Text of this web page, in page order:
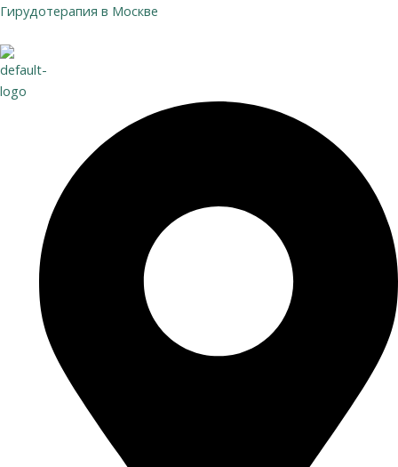
Перейти
содержимому
Гирудотерапия в Москве